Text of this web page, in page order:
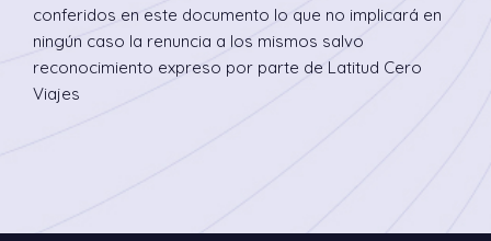
conferidos en este documento lo que no implicará en
ningún caso la renuncia a los mismos salvo
reconocimiento expreso por parte de Latitud Cero
Viajes